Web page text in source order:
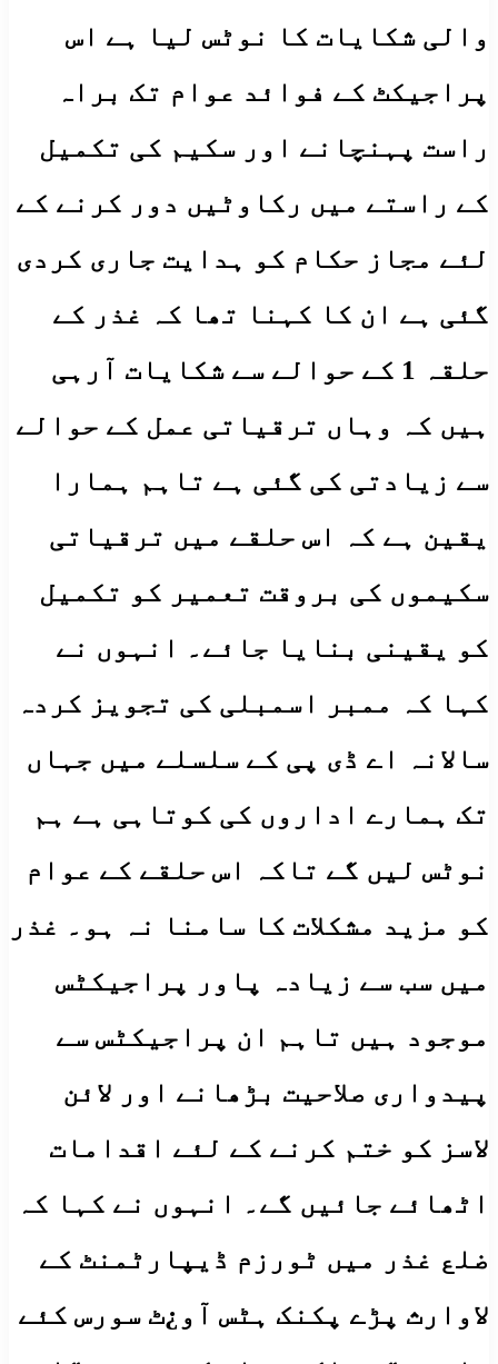
والی شکایات کا نوٹس لیا ہے اس
پراجیکٹ کے فوائد عوام تک براہ
راست پہنچانے اور سکیم کی تکمیل
کے راستے میں رکاوٹیں دور کرنے کے
لئے مجاز حکام کو ہدایت جاری کردی
گئی ہے ان کا کہنا تھا کہ غذر کے
حلقہ 1 کے حوالے سے شکایات آرہی
ہیں کہ وہاں ترقیاتی عمل کے حوالے
سے زیادتی کی گئی ہے تاہم ہمارا
یقین ہے کہ اس حلقے میں ترقیاتی
سکیموں کی بروقت تعمیر کو تکمیل
کو یقینی بنایا جائے۔ انہوں نے
کہا کہ ممبر اسمبلی کی تجویز کردہ
سالانہ اے ڈی پی کے سلسلے میں جہاں
تک ہمارے اداروں کی کوتاہی ہے ہم
نوٹس لیں گے تاکہ اس حلقے کے عوام
کو مزید مشکلات کا سامنا نہ ہو۔ غذر
میں سب سے زیادہ پاور پراجیکٹس
موجود ہیں تاہم ان پراجیکٹس سے
پیدواری صلاحیت بڑھانے اور لائن
لاسز کو ختم کرنے کے لئے اقدامات
اٹھائے جائیں گے۔ انہوں نے کہا کہ
ضلع غذر میں ٹورزم ڈیپارٹمنٹ کے
لاوارث پڑے پکنک ہٹس آو¿ٹ سورس کئے